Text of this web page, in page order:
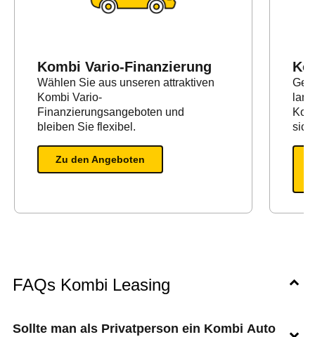
Kombi Vario-Finanzierung
Wählen Sie aus unseren attraktiven
Kombi Vario-
Finanzierungsangeboten und
bleiben Sie flexibel.
Zu den Angeboten
sich
FAQs Kombi Leasing
Sollte man als Privatperson ein Kombi Auto